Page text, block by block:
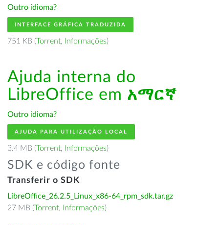
Outro idioma?
INTERFACE GRÁFICA TRADUZIDA
751 KB (Torrent, Informações)
Ajuda interna do
LibreOffice em አማርኛ
Outro idioma?
AJUDA PARA UTILIZAÇÃO LOCAL
3.4 MB (Torrent, Informações)
SDK e código fonte
Transferir o SDK
LibreOffice_26.2.5_Linux_x86-64_rpm_sdk.tar.gz
27 MB (Torrent, Informações)